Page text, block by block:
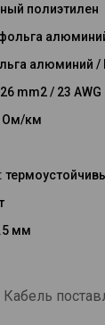
полиэтилен
алюминий /
mm2 / 23 AWG
Ом/км
мм